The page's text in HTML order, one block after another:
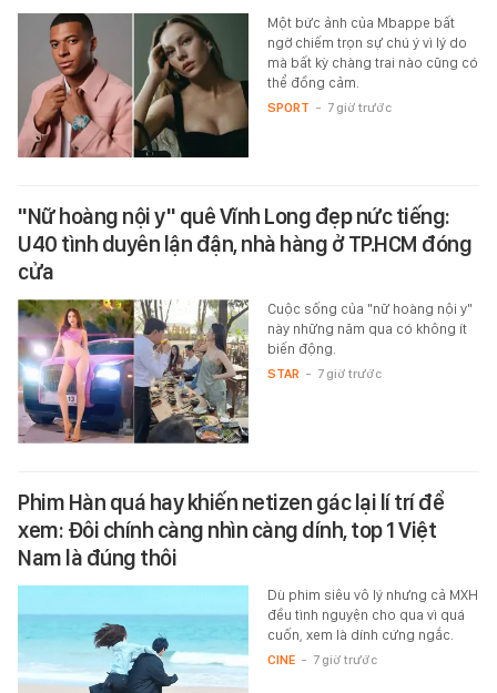
Một bức ảnh của Mbappe bất
ngờ chiếm trọn sự chú ý vì lý do
mà bất kỳ chàng trai nào cũng có
thể đồng cảm.
SPORT - 7 giờ trước
"Nữ hoàng nội y" quê Vĩnh Long đẹp nức tiếng:
U40 tình duyên lận đận, nhà hàng ở TP.HCM đóng
cửa
Cuộc sống của "nữ hoàng nội y"
này những năm qua có không ít
biến động.
STAR - 7 giờ trước
Phim Hàn quá hay khiến netizen gác lại lí trí để
xem: Đôi chính càng nhìn càng dính, top 1 Việt
Nam là đúng thôi
Dù phim siêu vô lý nhưng cả MXH
đều tình nguyện cho qua vì quá
cuốn, xem là dính cứng ngắc.
CINE - 7 giờ trước